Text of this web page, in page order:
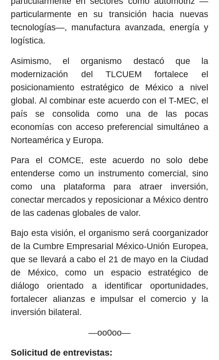
particularmente en su transición hacia nuevas
tecnologías—, manufactura avanzada, energía y
logística.
Asimismo, el organismo destacó que la
modernización del TLCUEM fortalece el
posicionamiento estratégico de México a nivel
global. Al combinar este acuerdo con el T-MEC, el
país se consolida como una de las pocas
economías con acceso preferencial simultáneo a
Norteamérica y Europa.
Para el COMCE, este acuerdo no solo debe
entenderse como un instrumento comercial, sino
como una plataforma para atraer inversión,
conectar mercados y reposicionar a México dentro
de las cadenas globales de valor.
Bajo esta visión, el organismo será coorganizador
de la Cumbre Empresarial México-Unión Europea,
que se llevará a cabo el 21 de mayo en la Ciudad
de México, como un espacio estratégico de
diálogo orientado a identificar oportunidades,
fortalecer alianzas e impulsar el comercio y la
inversión bilateral.
—oo0oo—
Solicitud de entrevistas: